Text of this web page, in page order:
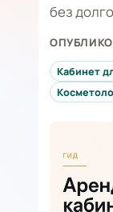
без
Кабинет